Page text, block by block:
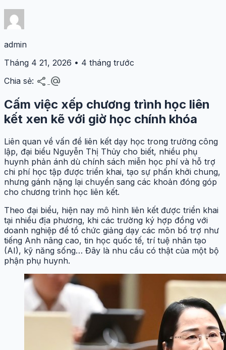
admin
Tháng 4 21, 2026 • 4 tháng trước
Chia sẻ: share alternate_email
Cấm việc xếp chương trình học liên
kết xen kẽ với giờ học chính khóa
Liên quan về vấn đề liên kết dạy học trong trường công
lập, đại biểu Nguyễn Thị Thủy cho biết, nhiều phụ
huynh phản ánh dù chính sách miễn học phí và hỗ trợ
chi phí học tập được triển khai, tạo sự phấn khởi chung,
nhưng gánh nặng lại chuyển sang các khoản đóng góp
cho chương trình học liên kết.
Theo đại biểu, hiện nay mô hình liên kết được triển khai
tại nhiều địa phương, khi các trường ký hợp đồng với
doanh nghiệp để tổ chức giảng dạy các môn bổ trợ như
tiếng Anh nâng cao, tin học quốc tế, trí tuệ nhân tạo
(AI), kỹ năng sống… Đây là nhu cầu có thật của một bộ
phận phụ huynh.